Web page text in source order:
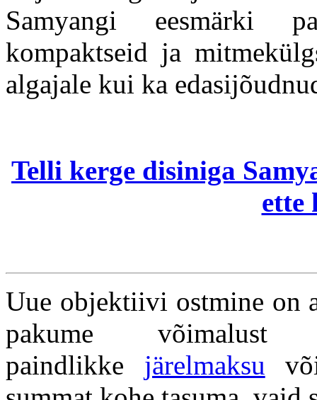
Samyangi eesmärki
kompaktseid ja
algajale kui ka
Telli kerge disiniga
ette
Uue objektiivi ostmine on
pakume
paindlikke järelmaksu